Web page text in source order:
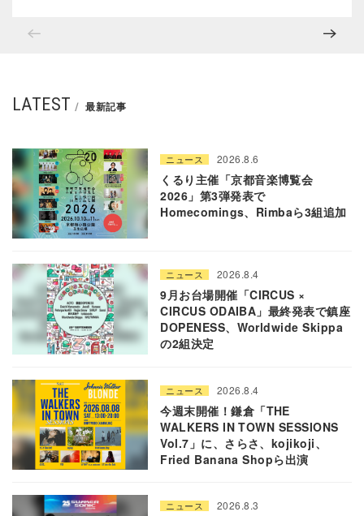
LATEST 最新記事
ニュース 2026.8.6
くるり主催「京都音楽博覧会
2026」第3弾発表で
Homecomings、Rimbaら3組追加
ニュース 2026.8.4
9月お台場開催「CIRCUS ×
CIRCUS ODAIBA」最終発表で鎮座
DOPENESS、Worldwide Skippa
の2組決定
ニュース 2026.8.4
今週末開催！鎌倉「THE
WALKERS IN TOWN SESSIONS
Vol.7」に、さらさ、kojikoji、
Fried Banana Shopら出演
ニュース 2026.8.3